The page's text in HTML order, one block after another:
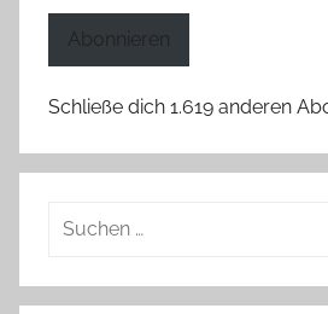
Abonnieren
Schließe dich 1.619 anderen
Suchen